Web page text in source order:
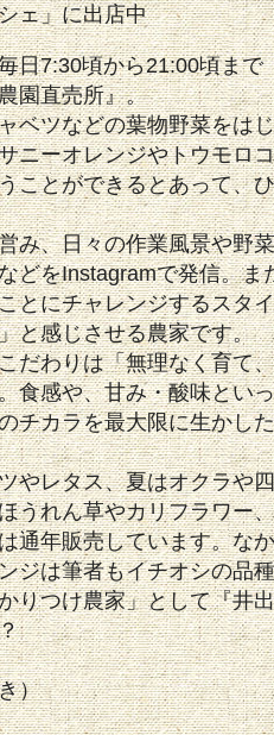
ェ」に出店中
日7:30頃から21:00頃まで
園直売所』。
ベツなどの葉物野菜をは
ニーオレンジやトウモロ
ことができるとあって、
み、日々の作業風景や野
どをInstagramで発信。ま
とにチャレンジするスタ
と感じさせる農家です。
だわりは「無理なく育て
食感や、甘み・酸味とい
チカラを最大限に生かし
やレタス、夏はオクラや
うれん草やカリフラワー
通年販売しています。な
ジは筆者もイチオシの品
りつけ農家」として『井
）